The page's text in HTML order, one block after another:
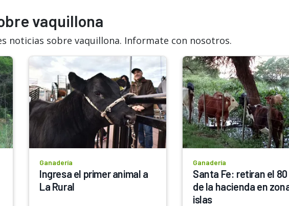
vaquillona
noticias sobre vaquillona. Informate con nosotros.
Ganadería
Ingresa el primer animal a
La Rural
Ganadería
Santa Fe: retiran el 80
de la hacienda en
islas